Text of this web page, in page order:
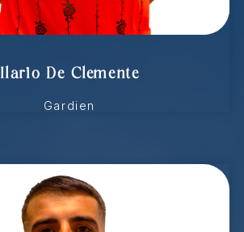
Ilario De Clemente
Gardien